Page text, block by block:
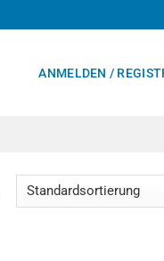
ANMELDEN /